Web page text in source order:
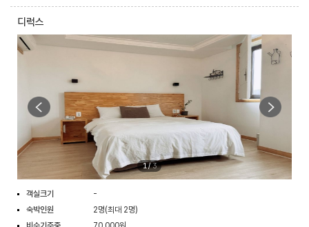
디럭스
1/3
객실크기
-
숙박인원
2명(최대 2명)